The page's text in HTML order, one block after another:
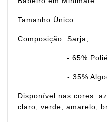
Tamanho Único.
Composição: Sarja;
- 65%
- 35%
Disponível nas cores:
claro, verde, amarelo,